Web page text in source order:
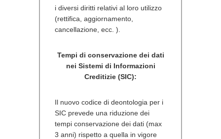
i diversi diritti relativi al loro utilizzo
(rettifica, aggiornamento,
cancellazione, ecc. ).
Tempi di conservazione dei dati
nei Sistemi di Informazioni
Creditizie (SIC):
Il nuovo codice di deontologia per i
SIC prevede una riduzione dei
tempi conservazione dei dati (max
3 anni) rispetto a quella in vigore